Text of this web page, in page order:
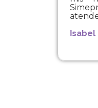
Isabel